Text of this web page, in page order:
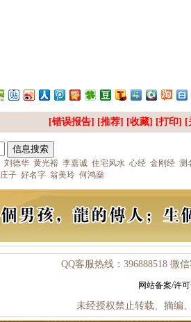
[错误报告] [推荐] [收藏] [打印] [
刘德华 黄光裕 李嘉诚 住宅风水 心经 金刚经 测
庄子 好名字 翁美玲 何鸿燊
QQ客服热线：396888518 微
网站备案/许
未经授权禁止转载、摘编